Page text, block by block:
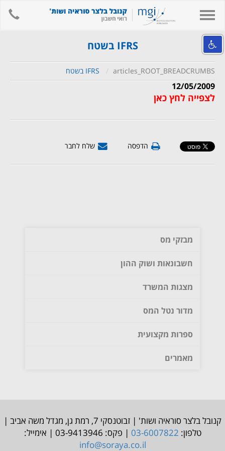
Toggle
אודות המשרד
השירותים שלנו
מידע מקצועי ומאמרים
קישורים
חיפוש
English
IFRS בשטח
articles_ROOT_BREADCRUMBS IFRS בשטח
12/05/2009
לצפייה לחץ כאן
הדפסה שלח לחבר
מבזקי מס
חשבונאות ושוק ההון
מצגות המשרד
מדור נטל המס
ספרות מקצועית
מאמרים
קנובל בלצר סוראיה ושות' | זבוטנסקי 7, רמת גן, מגדל משה אביב |
טלפון: 03-6007822 | פקס: 03-9413946 | אימייל:
info@soraya.co.il